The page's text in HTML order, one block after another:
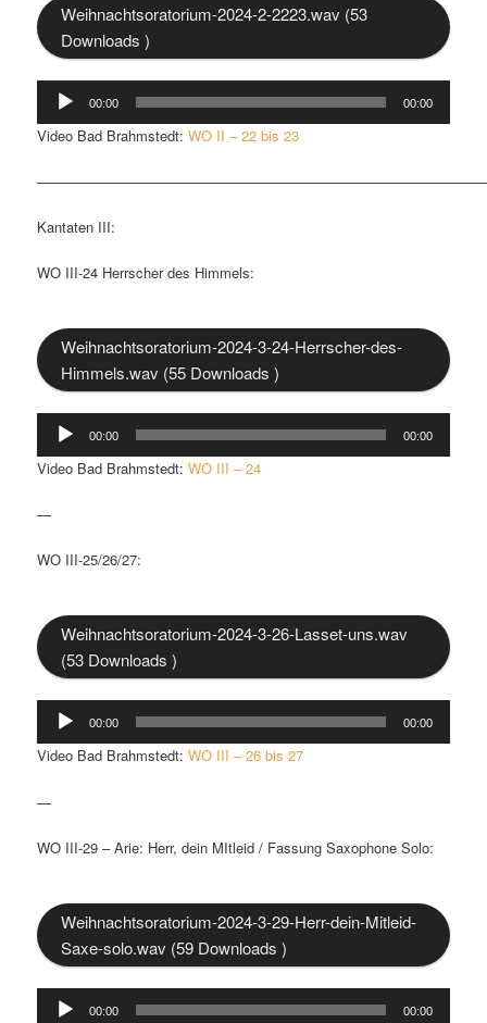
Weihnachtsoratorium-2024-2-2223.wav (53
Downloads )
Audio-
Player
00:00 00:00
Video Bad Brahmstedt:WO II – 22 bis 23
Kantaten III:
WO III-24 Herrscher des Himmels:
Weihnachtsoratorium-2024-3-24-Herrscher-des-
Himmels.wav (55 Downloads )
Audio-
Player
00:00 00:00
Video Bad Brahmstedt:WO III – 24
—
WO III-25/26/27:
Weihnachtsoratorium-2024-3-26-Lasset-uns.wav
(53 Downloads )
Audio-
Player
00:00 00:00
Video Bad Brahmstedt:WO III – 26 bis 27
—
WO III-29 – Arie: Herr, dein MItleid / Fassung Saxophone Solo:
Weihnachtsoratorium-2024-3-29-Herr-dein-Mitleid-
Saxe-solo.wav (59 Downloads )
Audio-
00:00 00:00